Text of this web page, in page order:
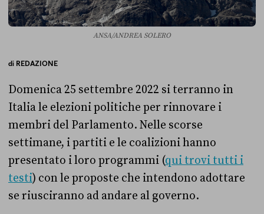
ANSA/ANDREA SOLERO
di REDAZIONE
Domenica 25 settembre 2022 si terranno in
Italia le elezioni politiche per rinnovare i
membri del Parlamento. Nelle scorse
settimane, i partiti e le coalizioni hanno
presentato i loro programmi (qui trovi tutti i
testi) con le proposte che intendono adottare
se riusciranno ad andare al governo.